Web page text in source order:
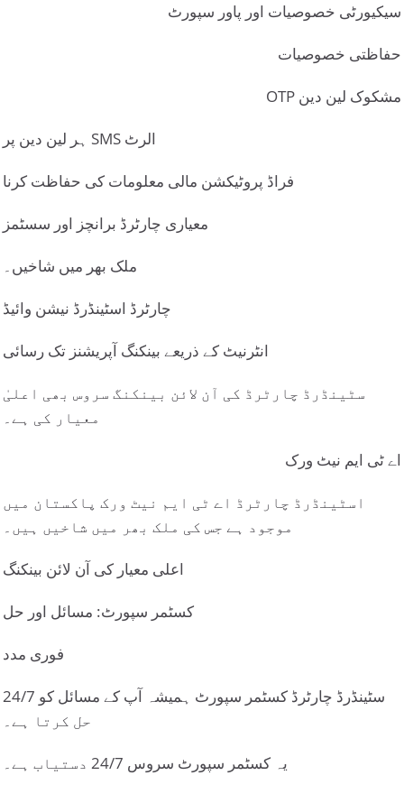
سیکیورٹی خصوصیات اور پاور سپورٹ
حفاظتی خصوصیات
OTP مشکوک لین دین
ہر لین دین پر SMS الرٹ
فراڈ پروٹیکشن مالی معلومات کی حفاظت کرنا
معیاری چارٹرڈ برانچز اور سسٹمز
ملک بھر میں شاخیں۔
چارٹرڈ اسٹینڈرڈ نیشن وائیڈ
انٹرنیٹ کے ذریعے بینکنگ آپریشنز تک رسائی
سٹینڈرڈ چارٹرڈ کی آن لائن بینکنگ سروس بھی اعلیٰ
معیار کی ہے۔
اے ٹی ایم نیٹ ورک
اسٹینڈرڈ چارٹرڈ اے ٹی ایم نیٹ ورک پاکستان میں
موجود ہے جس کی ملک بھر میں شاخیں ہیں۔
اعلی معیار کی آن لائن بینکنگ
کسٹمر سپورٹ: مسائل اور حل
فوری مدد
سٹینڈرڈ چارٹرڈ کسٹمر سپورٹ ہمیشہ آپ کے مسائل کو 24/7
حل کرتا ہے۔
یہ کسٹمر سپورٹ سروس 24/7 دستیاب ہے۔